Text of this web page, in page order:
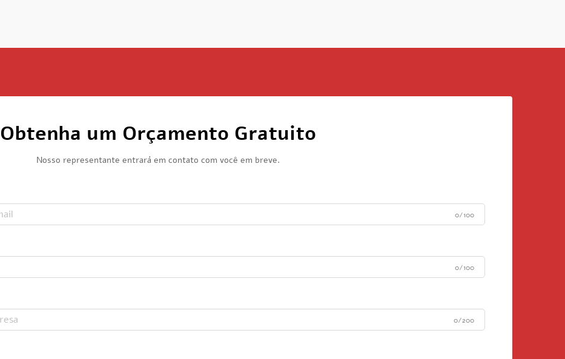
Obtenha um Orçamento Gratuito
Nosso representante entrará em contato com você em breve.
0/100
0/100
0/200